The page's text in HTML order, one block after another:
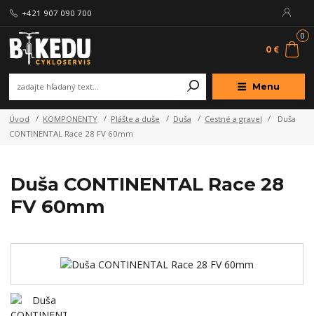
Menu
+421 907 090 700
0
0 €
Úvod KOMPONENTY Plášte a duše Duša Cestné a gravel
Duša
CONTINENTAL Race 28 FV 60mm
Duša CONTINENTAL Race 28
FV 60mm